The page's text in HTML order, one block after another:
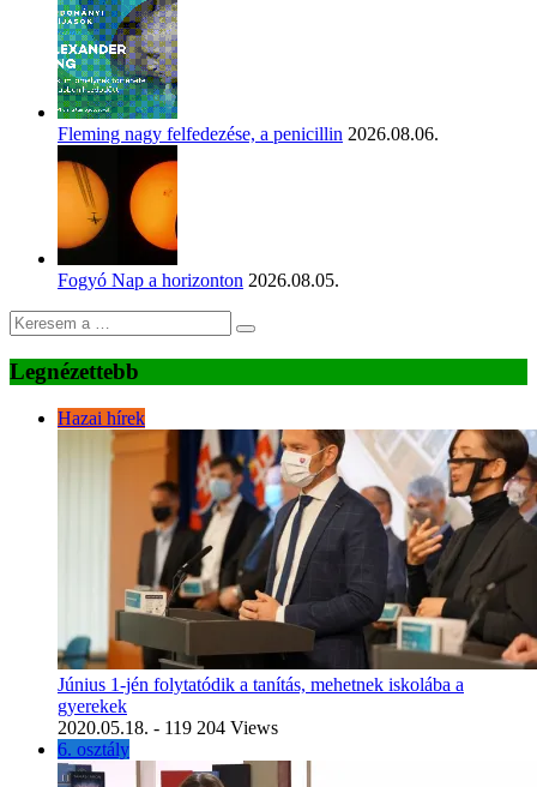
Fleming nagy felfedezése, a penicillin 2026.08.06.
Fogyó Nap a horizonton 2026.08.05.
Legnézettebb
Hazai hírek
Június 1-jén folytatódik a tanítás, mehetnek iskolába a
gyerekek
2020.05.18. - 119 204 Views
6. osztály